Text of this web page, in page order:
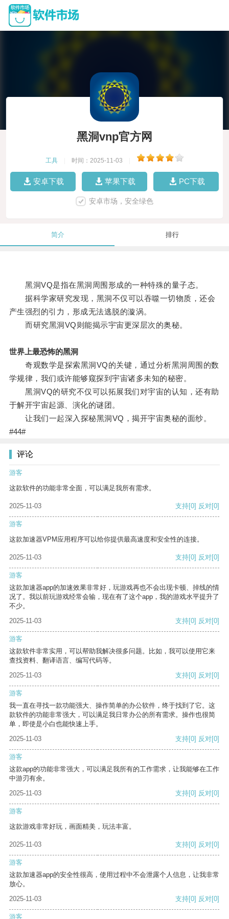
黑洞vnp官方网
工具 时间：2025-11-03
安卓下载 苹果下载 PC下载
安卓市场，安全绿色
简介 排行
黑洞VQ是指在黑洞周围形成的一种特殊的量子态。
据科学家研究发现，黑洞不仅可以吞噬一切物质，还会
产生强烈的引力，形成无法逃脱的漩涡。
而研究黑洞VQ则能揭示宇宙更深层次的奥秘。
世界上最恐怖的黑洞
奇观数学是探索黑洞VQ的关键，通过分析黑洞周围的数
学规律，我们或许能够窥探到宇宙诸多未知的秘密。
黑洞VQ的研究不仅可以拓展我们对宇宙的认知，还有助
于解开宇宙起源、演化的谜团。
让我们一起深入探秘黑洞VQ，揭开宇宙奥秘的面纱。
#44#
评论
游客
这款软件的功能非常全面，可以满足我所有需求。
2025-11-03 支持[0] 反对[0]
游客
这款加速器VPM应用程序可以给你提供最高速度和安全性的连接。
2025-11-03 支持[0] 反对[0]
游客
这款加速器app的加速效果非常好，玩游戏再也不会出现卡顿、掉线的情
况了。我以前玩游戏经常会输，现在有了这个app，我的游戏水平提升了
不少。
2025-11-03
支持[0] 反对[0]
游客
这款软件非常实用，可以帮助我解决很多问题。比如，我可以使用它来
查找资料、翻译语言、编写代码等。
2025-11-03
支持[0] 反对[0]
游客
我一直在寻找一款功能强大、操作简单的办公软件，终于找到了它。这
款软件的功能非常强大，可以满足我日常办公的所有需求。操作也很简
单，即使是小白也能快速上手。
2025-11-03
支持[0] 反对[0]
游客
这款app的功能非常强大，可以满足我所有的工作需求，让我能够在工作
中游刃有余。
2025-11-03
支持[0] 反对[0]
游客
这款游戏非常好玩，画面精美，玩法丰富。
2025-11-03 支持[0] 反对[0]
游客
这款加速器app的安全性很高，使用过程中不会泄露个人信息，让我非常
放心。
2025-11-03
支持[0] 反对[0]
游客